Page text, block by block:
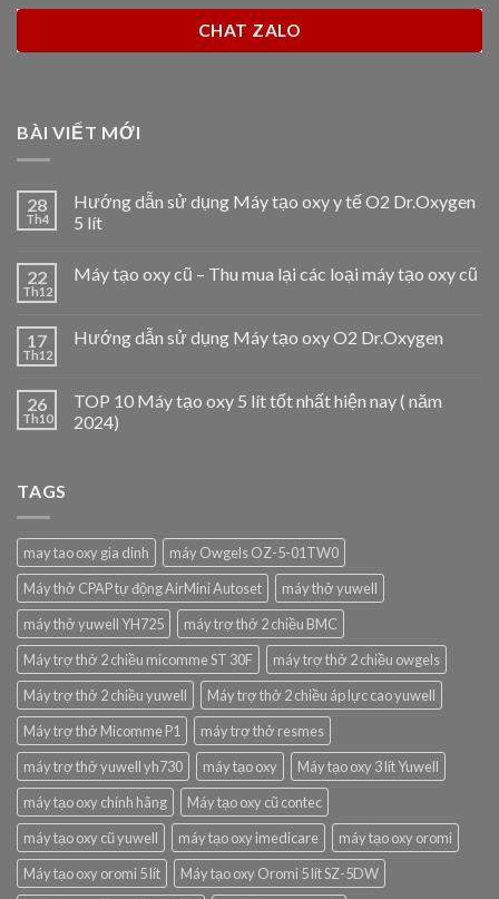
CHAT ZALO
BÀI VIẾT MỚI
28
Th4
Hướng dẫn sử dụng Máy tạo oxy y tế O2 Dr.Oxygen
5 lít
22
Th12
Máy tạo oxy cũ – Thu mua lại các loại máy tạo oxy cũ
17
Th12
Hướng dẫn sử dụng Máy tạo oxy O2 Dr.Oxygen
26
Th10
TOP 10 Máy tạo oxy 5 lít tốt nhất hiện nay ( năm
2024)
TAGS
may tao oxy gia dinh
máy Owgels OZ-5-01TW0
Máy thở CPAP tự động AirMini Autoset
máy thở yuwell
máy thở yuwell YH725
máy trợ thở 2 chiều BMC
Máy trợ thở 2 chiều micomme ST 30F
máy trợ thở 2 chiều owgels
Máy trợ thở 2 chiều yuwell
Máy trợ thở 2 chiều áp lực cao yuwell
Máy trợ thở Micomme P1
máy trợ thở resmes
máy trợ thở yuwell yh730
máy tạo oxy
Máy tạo oxy 3 lít Yuwell
máy tạo oxy chính hãng
Máy tạo oxy cũ contec
máy tạo oxy cũ yuwell
máy tạo oxy imedicare
máy tạo oxy oromi
Máy tạo oxy oromi 5 lít
Máy tạo oxy Oromi 5 lít SZ-5DW